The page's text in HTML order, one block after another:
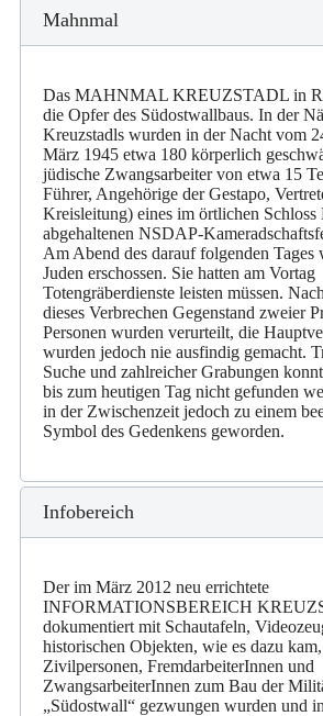
Mahnmal
Das MAHNMAL KREUZSTADL in
die Opfer des Südostwallbaus. In der
Kreuzstadls wurden in der Nacht vom
März 1945 etwa 180 körperlich
jüdische Zwangsarbeiter von etwa 15
Führer, Angehörige der Gestapo,
Kreisleitung) eines im örtlichen Schloss
abgehaltenen NSDAP-
Am Abend des darauf folgenden Tages
Juden erschossen. Sie hatten am Vortag
Totengräberdienste leisten müssen.
dieses Verbrechen Gegenstand zweier
Personen wurden verurteilt, die
wurden jedoch nie ausfindig gemacht.
Suche und zahlreicher Grabungen
bis zum heutigen Tag nicht gefunden
in der Zwischenzeit jedoch zu einem
Symbol des Gedenkens geworden.
Infobereich
Der im März 2012 neu errichtete
INFORMATIONSBEREICH
dokumentiert mit Schautafeln,
historischen Objekten, wie es dazu
Zivilpersonen, FremdarbeiterInnen und
ZwangsarbeiterInnen zum Bau der
„Südostwall“ gezwungen wurden und